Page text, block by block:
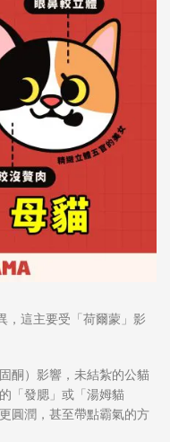
，這主要受「荷爾蒙」影
酮）影響，未結紮的公貓
「發腮」或「湯姆貓
圓潤，甚至帶點霸氣的方